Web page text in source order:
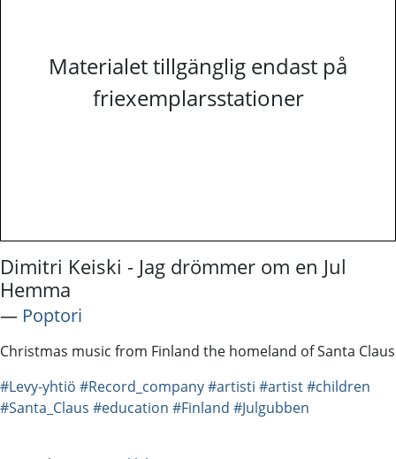
Materialet tillgänglig endast på
friexemplarsstationer
Dimitri Keiski - Jag drömmer om en Jul
Hemma
― Poptori
Christmas music from Finland the homeland of Santa Claus
#Levy-yhtiö #Record_company#artisti #artist#children
#Santa_Claus #education #Finland #Julgubben